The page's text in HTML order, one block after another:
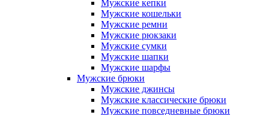
Мужские кепки
Мужские кошельки
Мужские ремни
Мужские рюкзаки
Мужские сумки
Мужские шапки
Мужские шарфы
Мужские брюки
Мужские джинсы
Мужские классические брюки
Мужские повседневные брюки